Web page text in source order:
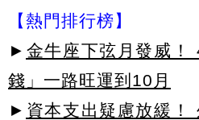
【熱門排行榜】
► 金牛座下弦月發威！
錢」一路旺運到10月
► 資本支出疑慮放緩！